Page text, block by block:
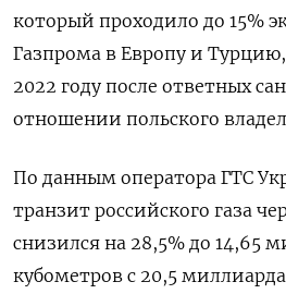
который проходило до 15%
Газпрома в Европу и
2022 году после ответных
отношении польского
По данным оператора ГТС
транзит российского газа
снизился на 28,5% до 14,65
кубометров с 20,5